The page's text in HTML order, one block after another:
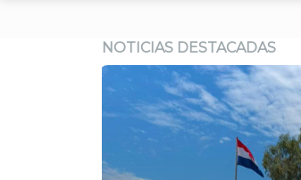
NOTICIAS DESTACADAS